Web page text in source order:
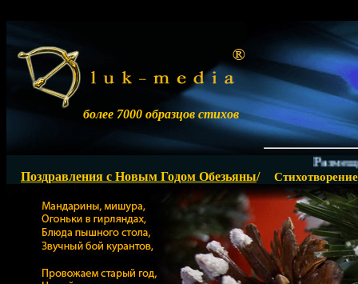
более 7000 образцов стихов
Поздравления с Новым Годом Обезьяны/